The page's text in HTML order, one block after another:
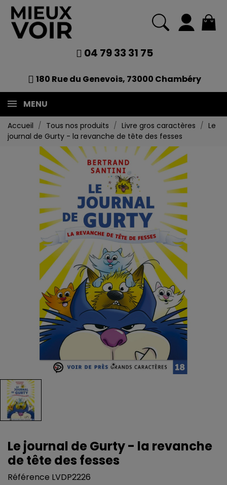
04 79 33 31 75
180 Rue du Genevois, 73000 Chambéry
MENU
Accueil Tous nos produits Livre gros caractères
Le
journal de Gurty - la revanche de tête des fesses
Le journal de Gurty - la revanche
de tête des fesses
Référence LVDP2226